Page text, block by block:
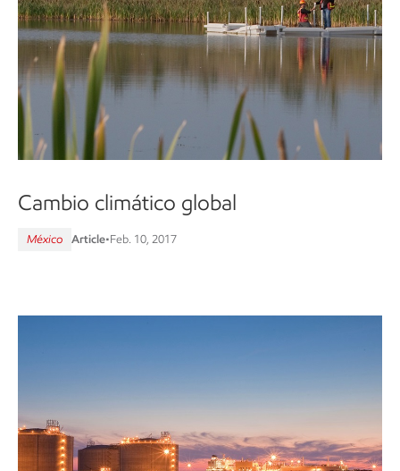
Cambio climático global
México Article•Feb. 10, 2017